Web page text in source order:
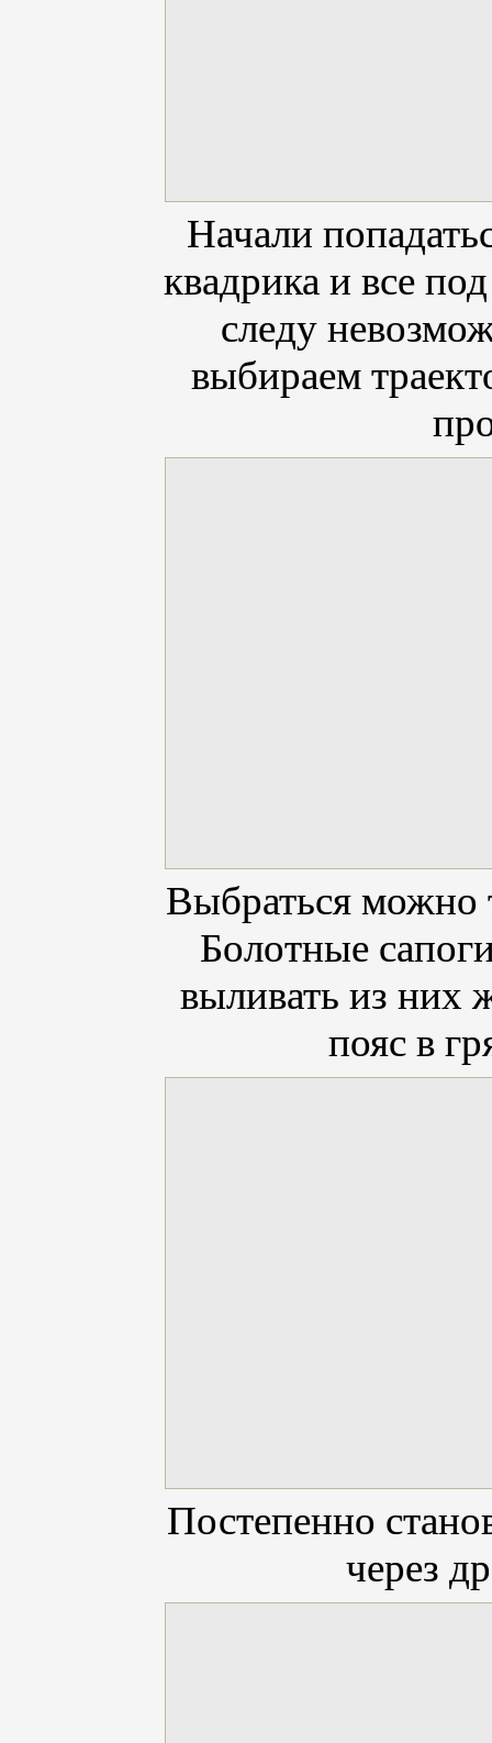
Начали
квадрика и все
следу
выбираем
Выбраться можно
Болотные
выливать из
пояс в
Постепенно
через